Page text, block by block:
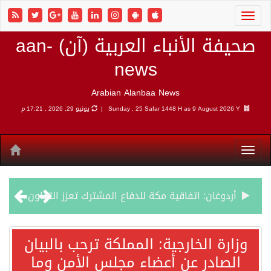
صحيفة الأنباء العربية (آن) aan-
news
Arabian Alanbaa News
Sunday , 25 Safar 1448 H as9 August 2026 Y | يونيو 29, 2026 , 17:21 م
أردوغان: اتفاقية مكة للدفاع المشترك تعزز التعاون الأمني ولا تستهدف أي دولة
سمو وزير الخارجية : اتفاقية مكة تعكس الإرادة السياسية لحماية أمن المنطقة
وزارة الخارجية: المملكة ترحب بالبيان
الصادر عن أعضاء مجلس الأمن وما